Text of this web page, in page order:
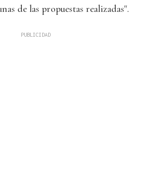
de las propuestas realizadas".